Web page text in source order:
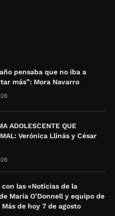
pensaba que no iba a
más”: Mora Navarro
ADOLESCENTE QUE
Verónica Llinás y César
las «Noticias de la
María O’Donnell y equipo de
Más de hoy 7 de agosto